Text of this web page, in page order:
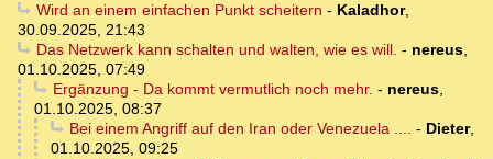
Wird an einem einfachen Punkt scheitern - Kaladhor,
30.09.2025, 21:43
Das Netzwerk kann schalten und walten, wie es will. - nereus,
01.10.2025, 07:49
Ergänzung - Da kommt vermutlich noch mehr. - nereus,
01.10.2025, 08:37
Bei einem Angriff auf den Iran oder Venezuela .... - Dieter,
01.10.2025, 09:25